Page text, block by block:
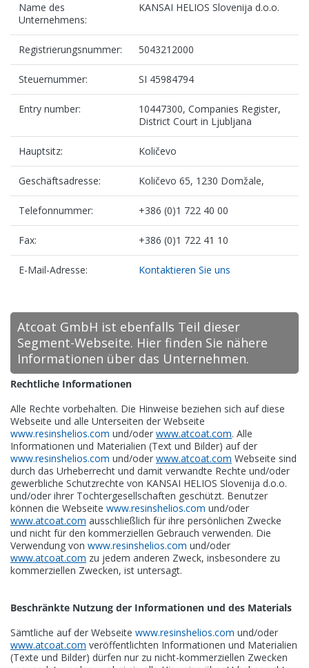
Name des
Unternehmens:
KANSAI HELIOS Slovenija d.o.o.
Registrierungsnummer: 5043212000
Steuernummer: SI 45984794
Entry number:
10447300, Companies Register,
District Court in Ljubljana
Hauptsitz: Količevo
Geschäftsadresse: Količevo 65, 1230 Domžale,
Telefonnummer: +386 (0)1 722 40 00
Fax: +386 (0)1 722 41 10
E-Mail-Adresse: Kontaktieren Sie uns
Atcoat GmbH ist ebenfalls Teil dieser
Segment-Webseite. Hier finden Sie nähere
Informationen über das Unternehmen.
Rechtliche Informationen
Alle Rechte vorbehalten. Die Hinweise beziehen sich auf diese
Webseite und alle Unterseiten der Webseite
www.resinshelios.com und/oder www.atcoat.com. Alle
Informationen und Materialien (Text und Bilder) auf der
www.resinshelios.com und/oder www.atcoat.com Webseite sind
durch das Urheberrecht und damit verwandte Rechte und/oder
gewerbliche Schutzrechte von KANSAI HELIOS Slovenija d.o.o.
und/oder ihrer Tochtergesellschaften geschützt. Benutzer
können die Webseite www.resinshelios.com und/oder
www.atcoat.com ausschließlich für ihre persönlichen Zwecke
und nicht für den kommerziellen Gebrauch verwenden. Die
Verwendung von www.resinshelios.com und/oder
www.atcoat.com zu jedem anderen Zweck, insbesondere zu
kommerziellen Zwecken, ist untersagt.
Beschränkte Nutzung der Informationen und des Materials
Sämtliche auf der Webseite www.resinshelios.com und/oder
www.atcoat.com veröffentlichten Informationen und Materialien
(Texte und Bilder) dürfen nur zu nicht-kommerziellen Zwecken